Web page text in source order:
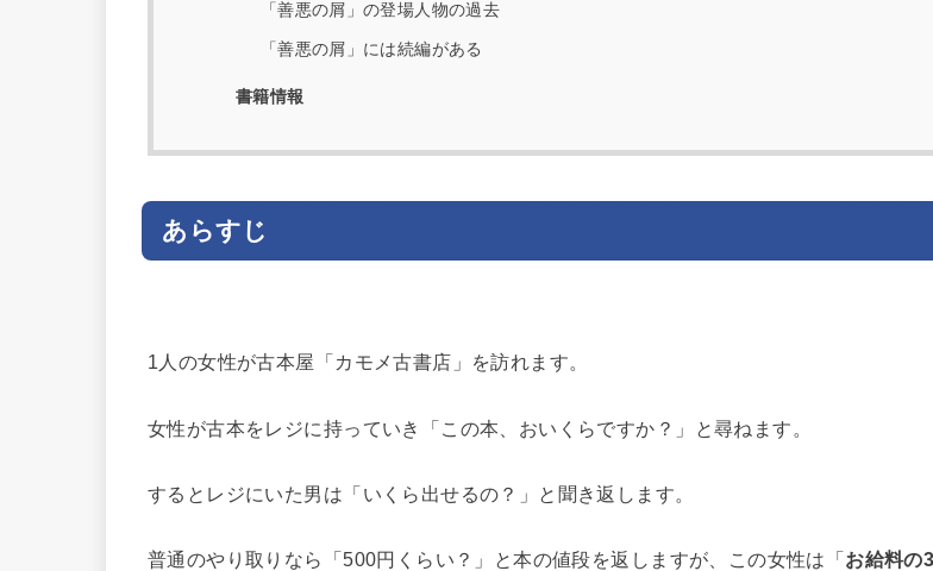
「善悪の屑」の登場人物の過去
「善悪の屑」には続編がある
書籍情報
あらすじ
1人の女性が古本屋「カモメ古書店」を訪れます。
女性が古本をレジに持っていき「この本、おいくらですか？」と尋ねます。
するとレジにいた男は「いくら出せるの？」と聞き返します。
普通のやり取りなら「500円くらい？」と本の値段を返しますが、この女性は「 お給料の